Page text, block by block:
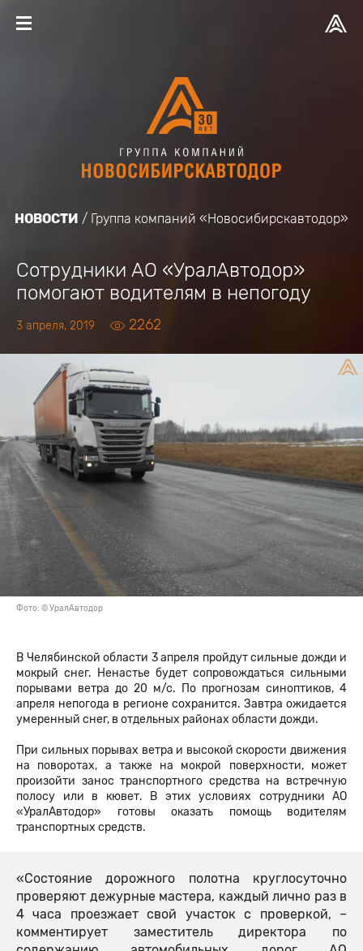
НОВОСТИ Группа компаний «Новосибирскавтодор»
Сотрудники АО «УралАвтодор»
помогают водителям в непогоду
3 апреля, 2019 2262
Фото: © УралАвтодор
В Челябинской области 3 апреля пройдут сильные дожди и
мокрый снег. Ненастье будет сопровождаться сильными
порывами ветра до 20 м/с. По прогнозам синоптиков, 4
апреля непогода в регионе сохранится. Завтра ожидается
умеренный снег, в отдельных районах области дожди.
При сильных порывах ветра и высокой скорости движения
на поворотах, а также на мокрой поверхности, может
произойти занос транспортного средства на встречную
полосу или в кювет. В этих условиях сотрудники АО
«УралАвтодор» готовы оказать помощь водителям
транспортных средств.
«Состояние дорожного полотна круглосуточно
проверяют дежурные мастера, каждый лично раз в
4 часа проезжает свой участок с проверкой, –
комментирует заместитель директора по